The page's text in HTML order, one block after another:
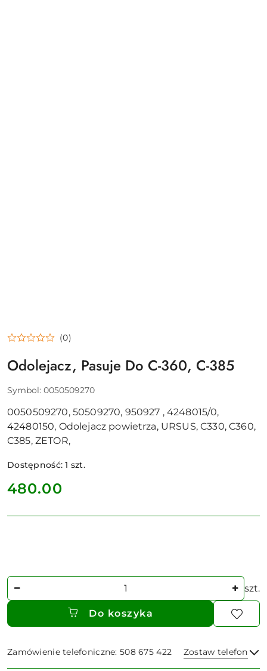
(0)
Odolejacz, Pasuje Do C-360, C-385
Symbol: 0050509270
0050509270, 50509270, 950927 , 4248015/0,
42480150, Odolejacz powietrza, URSUS, C330, C360,
C385, ZETOR,
Dostępność:1 szt.
cena:
480.00
Ilość szt.
Do koszyka
Zamówienie telefoniczne: 508 675 422 Zostaw telefon